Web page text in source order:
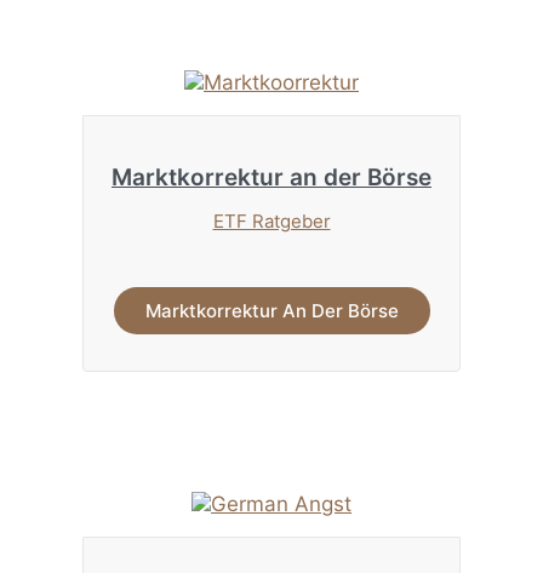
Marktkorrektur an der Börse
ETF Ratgeber
Marktkorrektur An Der Börse